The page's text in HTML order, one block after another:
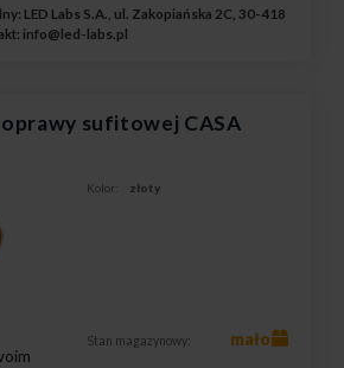
LED Labs S.A., ul. Zakopiańska 2C, 30-418
info@led-labs.pl
sufitowej CASA
Kolor: złoty
Stan magazynowy: mało